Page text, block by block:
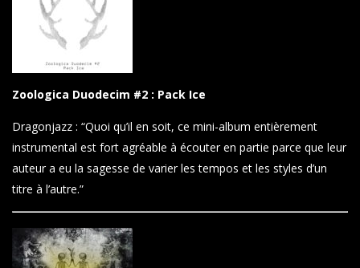
Zoologica Duodecim #2 : Pack Ice
Dragonjazz : “Quoi qu’il en soit, ce mini-album entièrement
instrumental est fort agréable à écouter en partie parce que leur
auteur a eu la sagesse de varier les tempos et les styles d’un
titre à l’autre.”